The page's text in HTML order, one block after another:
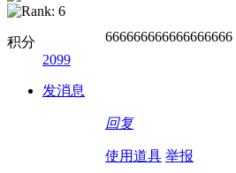
积分
2099
发消息
666666666666666666
回复
使用道具 举报